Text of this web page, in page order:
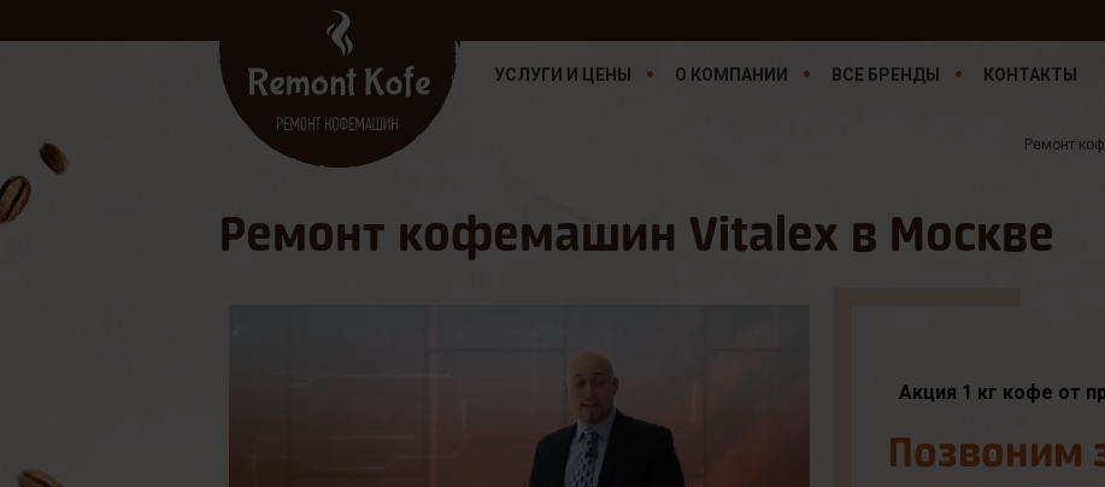
УСЛУГИ И ЦЕНЫ О КОМПАНИИ ВСЕ БРЕНДЫ КОНТАКТЫ
Ремонт
Ремонт кофемашин Vitalex в Москве
Акция 1 кг кофе от
Позвоним